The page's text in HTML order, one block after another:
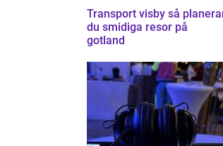
Transport visby så planerar
du smidiga resor på
gotland